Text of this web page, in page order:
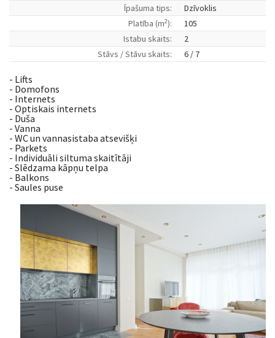
Īpašuma tips:
Dzīvoklis
Platība (m2):
105
Istabu skaits:
2
Stāvs / Stāvu skaits:
6 / 7
- Lifts
- Domofons
- Internets
- Optiskais internets
- Duša
- Vanna
- WC un vannasistaba atsevišķi
- Parkets
- Individuāli siltuma skaitītāji
- Slēdzama kāpņu telpa
- Balkons
- Saules puse